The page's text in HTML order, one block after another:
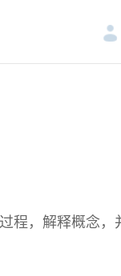
程，解释概念，